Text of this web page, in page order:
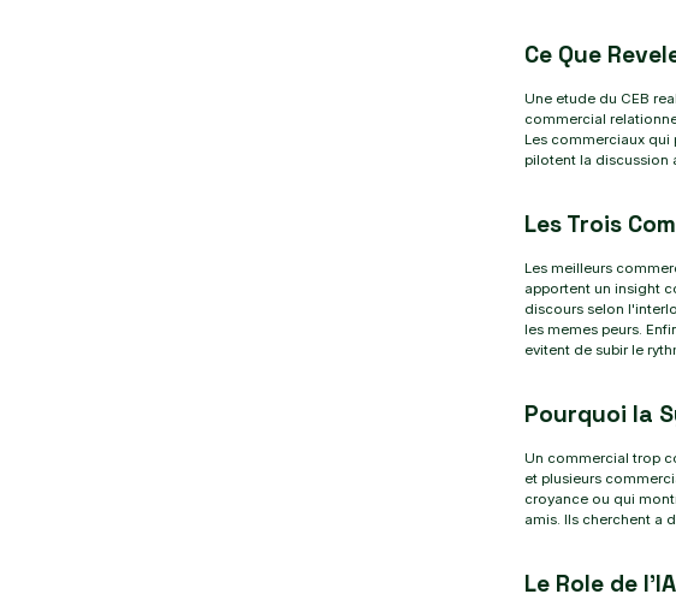
Ce Que
Une etude du CEB
commercial
Les commerciaux qui
pilotent la discussion
Les Trois
Les meilleurs
apportent un insight
discours selon
les memes peurs.
evitent de subir le
Pourquoi la
Un commercial trop
et plusieurs
croyance ou qui
amis. Ils cherchent a
Le Role de